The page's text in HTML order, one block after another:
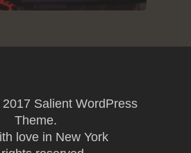
Salient WordPress
Theme.
love in New York